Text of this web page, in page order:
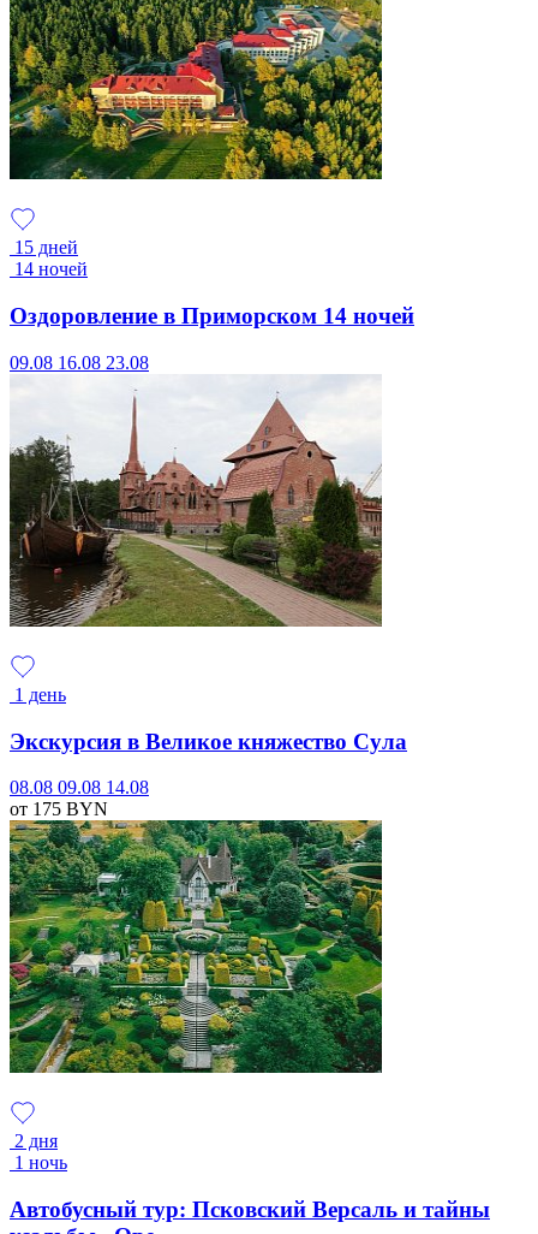
15 дней
14 ночей
Оздоровление в Приморском 14 ночей
09.08 16.08 23.08
1 день
Экскурсия в Великое княжество Сула
08.08 09.08 14.08
от 175 BYN
2 дня
1 ночь
Автобусный тур: Псковский Версаль и тайны